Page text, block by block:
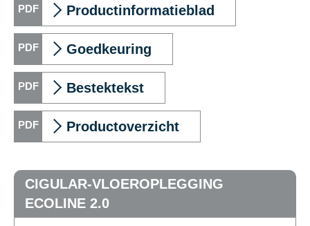
Productinformatieblad
Goedkeuring
Bestektekst
Productoverzicht
CIGULAR-VLOEROPLEGGING
ECOLINE 2.0